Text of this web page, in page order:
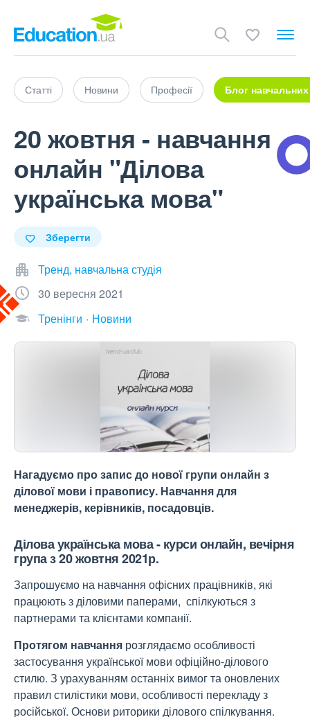
Статті Новини Професії Блог навчальних
20 жовтня - навчання
онлайн "Ділова
українська мова"
Зберегти
Тренд, навчальна студія
30 вересня 2021
Тренінги
Новини
Нагадуємо про запис до нової групи онлайн з
ділової мови і правопису. Навчання для
менеджерів, керівників, посадовців.
Ділова українська мова - курси онлайн, вечірня
група з 20 жовтня 2021р.
Запрошуємо на навчання офісних працівників, які
працюють з діловими паперами, спілкуються з
партнерами та клієнтами компанії.
Протягом навчання розглядаємо особливості
застосування української мови офіційно-ділового
стилю. З урахуванням останніх вимог та оновлених
правил стилістики мови, особливості перекладу з
російської. Основи риторики ділового спілкування.